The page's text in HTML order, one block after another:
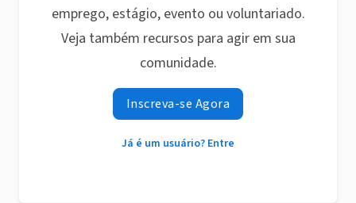
emprego, estágio, evento ou voluntariado.
Veja também recursos para agir em sua
comunidade.
Inscreva-se Agora
Já é um usuário? Entre